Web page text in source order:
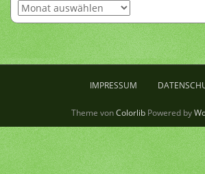
Archiv
IMPRESSUM
Theme vonColorlib Powered by